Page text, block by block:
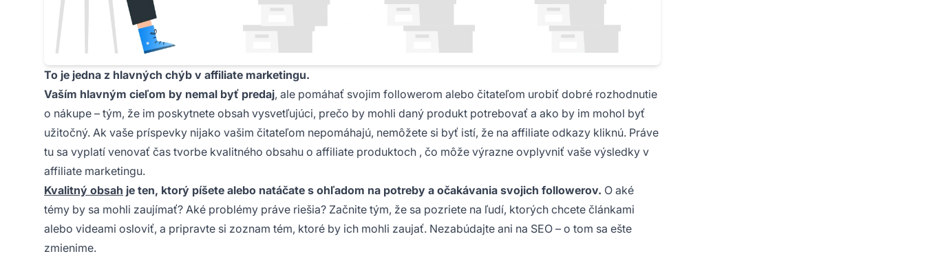
To je jedna z hlavných chýb v affiliate marketingu.
Vaším hlavným cieľom by nemal byť predaj, ale pomáhať svojim followerom alebo čitateľom urobiť dobré rozhodnutie
o nákupe – tým, že im poskytnete obsah vysvetľujúci, prečo by mohli daný produkt potrebovať a ako by im mohol byť
užitočný. Ak vaše príspevky nijako vašim čitateľom nepomáhajú, nemôžete si byť istí, že na affiliate odkazy kliknú. Práve
tu sa vyplatí venovať čas tvorbe kvalitného obsahu o affiliate produktoch , čo môže výrazne ovplyvniť vaše výsledky v
affiliate marketingu.
Kvalitný obsah je ten, ktorý píšete alebo natáčate s ohľadom na potreby a očakávania svojich followerov. O aké
témy by sa mohli zaujímať? Aké problémy práve riešia? Začnite tým, že sa pozriete na ľudí, ktorých chcete článkami
alebo videami osloviť, a pripravte si zoznam tém, ktoré by ich mohli zaujať. Nezabúdajte ani na SEO – o tom sa ešte
zmienime.